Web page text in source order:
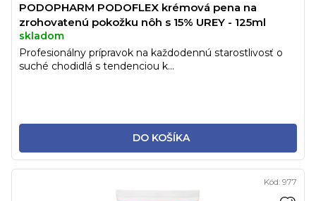
PODOPHARM PODOFLEX krémová pena na
zrohovatenú pokožku nôh s 15% UREY - 125ml
skladom
DO KOŠÍKA
Profesionálny prípravok na každodennú starostlivosť o
suché chodidlá s tendenciou k...
Kód: 977